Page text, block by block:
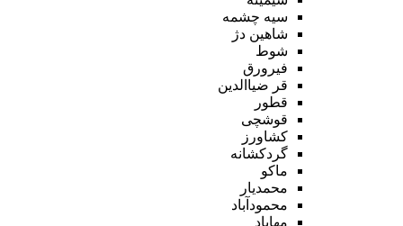
سیه چشمه
شاهین دژ
شوط
فیرورق
قر ضیاالدین
قطور
قوشچی
کشاورز
گردکشانه
ماکو
محمدیار
محمودآباد
مهاباد